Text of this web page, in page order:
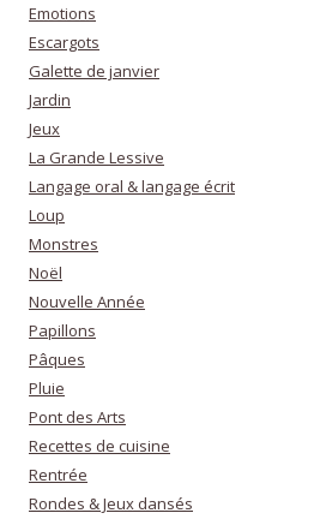
Emotions
Escargots
Galette de janvier
Jardin
Jeux
La Grande Lessive
Langage oral & langage écrit
Loup
Monstres
Noël
Nouvelle Année
Papillons
Pâques
Pluie
Pont des Arts
Recettes de cuisine
Rentrée
Rondes & Jeux dansés